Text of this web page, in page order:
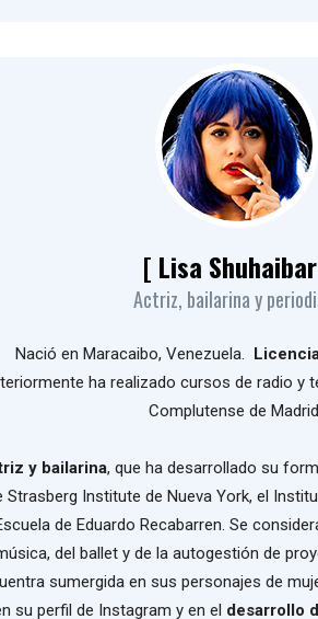
[ Lisa
Actriz, bailarina y
Nació en Maracaibo, Venezuela.
ha realizado cursos de radio y
Complutense de Madrid.
y bailarina, que ha desarrollado su
Strasberg Institute de Nueva York, el
de Eduardo Recabarren. Se
del ballet y de la autogestión de
sumergida en sus personajes de
su perfil de Instagram y en el desarrollo